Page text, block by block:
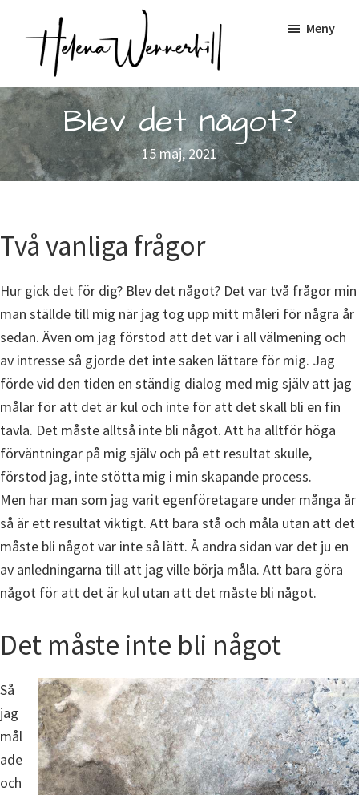
huvudinnehåll
Helena
Wennerhill
Konst
&
Coaching
Meny
Blev det något?
15 maj, 2021
Två vanliga frågor
Hur gick det för dig? Blev det något? Det var två frågor min
man ställde till mig när jag tog upp mitt måleri för några år
sedan. Även om jag förstod att det var i all välmening och
av intresse så gjorde det inte saken lättare för mig. Jag
förde vid den tiden en ständig dialog med mig själv att jag
målar för att det är kul och inte för att det skall bli en fin
tavla. Det måste alltså inte bli något. Att ha alltför höga
förväntningar på mig själv och på ett resultat skulle,
förstod jag, inte stötta mig i min skapande process.
Men har man som jag varit egenföretagare under många år
så är ett resultat viktigt. Att bara stå och måla utan att det
måste bli något var inte så lätt. Å andra sidan var det ju en
av anledningarna till att jag ville börja måla. Att bara göra
något för att det är kul utan att det måste bli något.
Det måste inte bli något
Så
jag
mål
ade
och